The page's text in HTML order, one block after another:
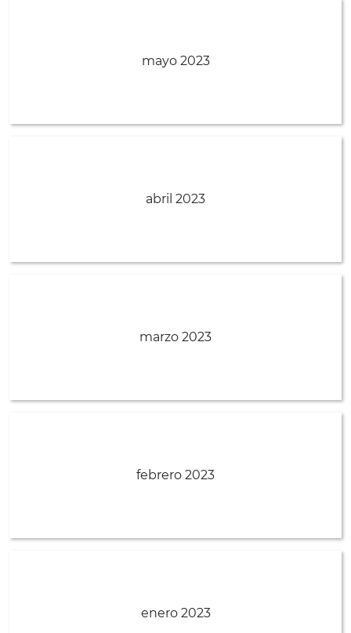
mayo 2023
abril 2023
marzo 2023
febrero 2023
enero 2023